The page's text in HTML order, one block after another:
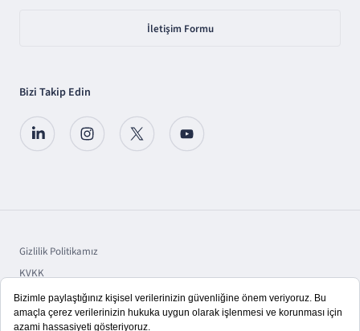
İletişim Formu
Bizi Takip Edin
Gizlilik Politikamız
KVKK
Sorumluluk
Bilgi Toplumu Hizmetleri